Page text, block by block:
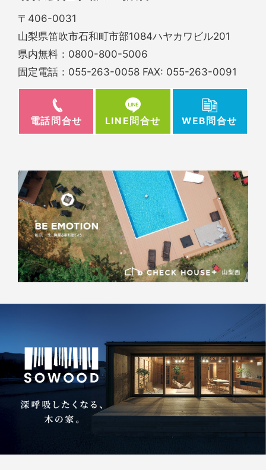
〒406-0031
山梨県笛吹市石和町市部1084ハヤカワビル201
県内無料： 0800-800-5006
固定電話： 055-263-0058 FAX: 055-263-0091
電話問合せ LINE問合せ WEB問合せ